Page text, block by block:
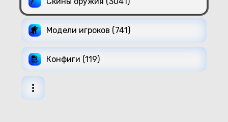
Модели игроков (741)
Конфиги (119)